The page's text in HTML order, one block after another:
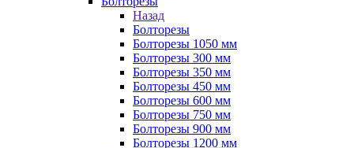
Назад
Болторезы
Болторезы 1050 мм
Болторезы 300 мм
Болторезы 350 мм
Болторезы 450 мм
Болторезы 600 мм
Болторезы 750 мм
Болторезы 900 мм
Болторезы 1200 мм